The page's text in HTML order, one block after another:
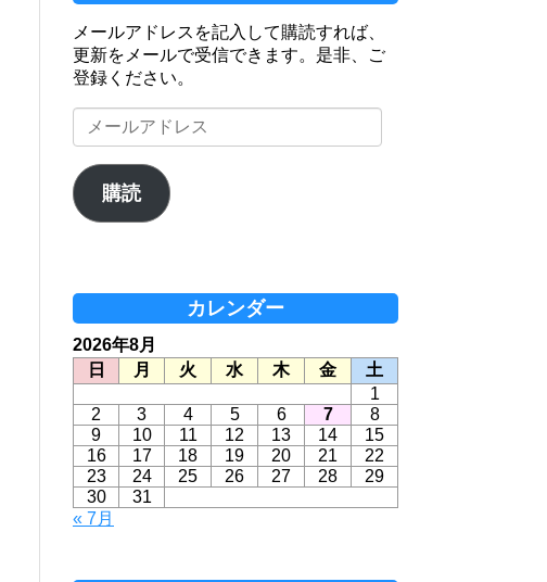
メールアドレスを記入して購読すれば、
更新をメールで受信できます。是非、ご
登録ください。
メ
ー
ア
ド
購読
カレンダー
2026年8月
日
月 火 水 木 金
土
1
2
3 4 5 6 7
8
9
10 11 12 13 14
15
16
17 18 19 20 21
22
23
24 25 26 27 28
29
30
31
« 7月